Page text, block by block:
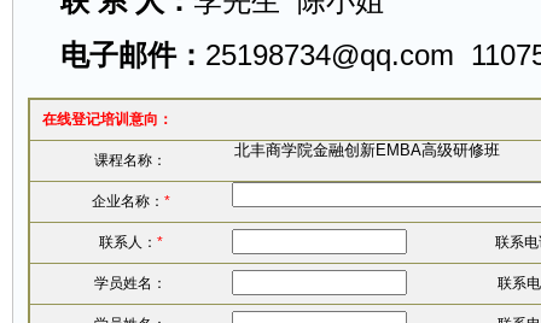
电子邮件： 25198734@qq.com
在线登记培训意向：
课程名称：
企业名称： *
联系人： * 联系
学员姓名： 联系